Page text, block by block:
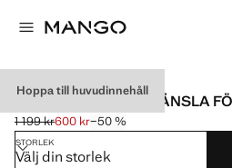
Hoppa till huvudinnehåll
TÄCKE MED MJUK KÄNSLA
Ursprungligt pris överstruket [1 199 kr ]
1 199 kr
Gällande pris [600 kr ]
600 kr−50 %
Välj en färg
STORLEK
Välj din storlek